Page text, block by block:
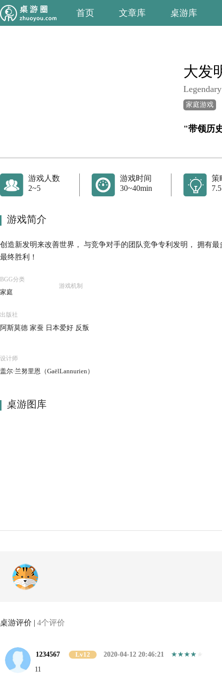
首页 文章库 桌游库
大发
家庭游戏
游戏人数
2~5
游戏时间
30~40min
策
7.5
游戏简介
创造新发明来改善世界， 与竞争对手的团队竞争专利发明， 拥有
最终胜利！
BGG分类
家庭
游戏机制
出版社
阿斯莫德 家蚕 日本爱好 反叛
设计师
盖尔·兰努里恩（GaëlLannurien）
桌游图库
桌游评价 | 4个评价
1234567 Lv12
2020-04-12 20:46:21
11